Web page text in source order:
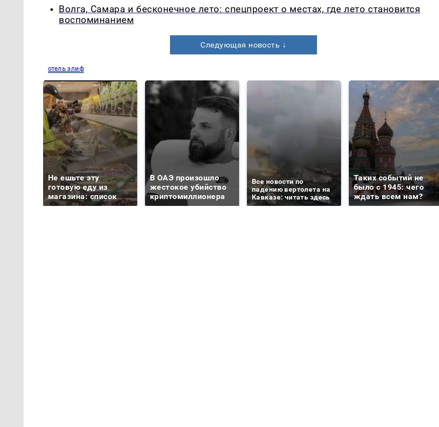
Волга, Самара и бесконечное лето: спецпроект о местах, где лето становится
воспоминанием
Следующая новость ↓
отель элиф
Не ешьте эту
готовую еду из
магазина: список
В ОАЭ произошло
жестокое убийство
криптомиллионера
Все новости по
падению вертолета на
Кавказе: читать здесь
Таких событий не
было с 1945: чего
ждать всем нам?